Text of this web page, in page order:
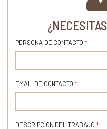
PERSONA DE CONTACTO *
EMAIL DE CONTACTO *
DESCRIPCIÓN DEL TRABAJO *